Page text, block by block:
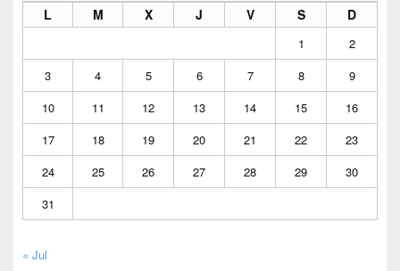
L M X J V S D
1
2
3
4 5 6 7 8
9
10
11 12 13 14 15
16
17
18 19 20 21 22
23
24
25 26 27 28 29
30
31
« Jul